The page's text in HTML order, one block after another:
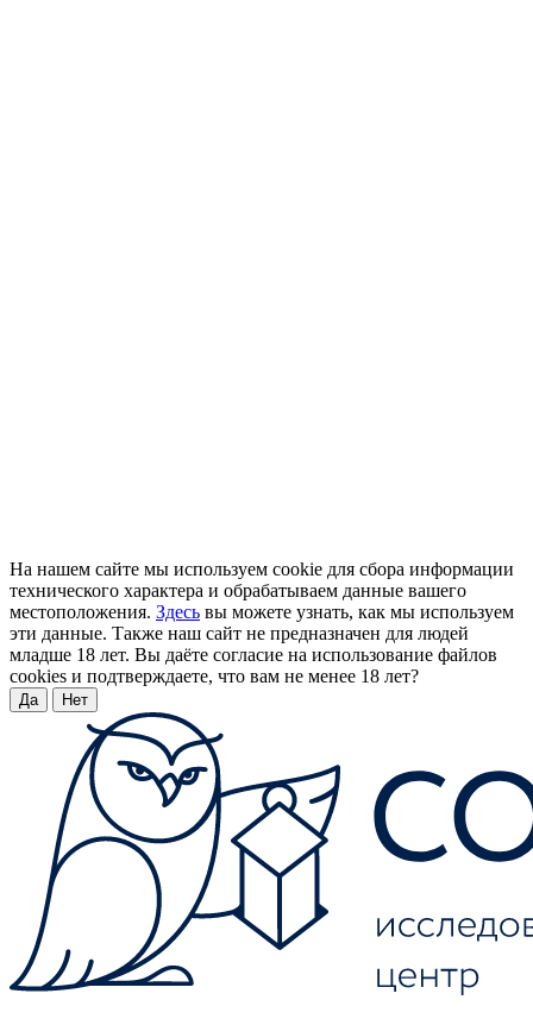
На нашем сайте мы используем cookie для сбора информации
технического характера и обрабатываем данные вашего
местоположения. Здесь вы можете узнать, как мы используем
эти данные. Также наш сайт не предназначен для людей
младше 18 лет. Вы даёте согласие на использование файлов
cookies и подтверждаете, что вам не менее 18 лет?
Да Нет